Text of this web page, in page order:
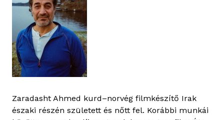
Zaradasht Ahmed kurd–norvég filmkészítő Irak
északi részén született és nőtt fel. Korábbi munkái